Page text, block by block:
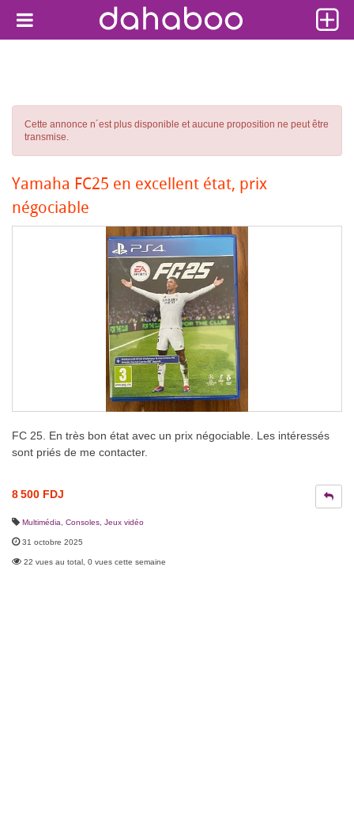
Cette annonce n´est plus disponible et aucune proposition ne peut être
transmise.
Yamaha FC25 en excellent état, prix
négociable
FC 25. En très bon état avec un prix négociable. Les intéressés
sont priés de me contacter.
8 500 FDJ
Multimédia Consoles, Jeux vidéo
31 octobre 2025
22 vues au total, 0 vues cette semaine